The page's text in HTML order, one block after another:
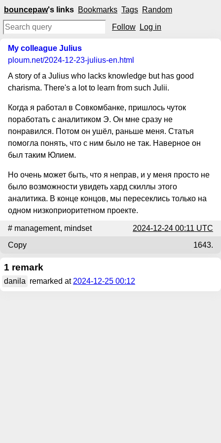
bouncepaw's links Bookmarks Tags Random
Follow Log in
My colleague Julius
ploum.net/2024-12-23-julius-en.html
A story of a Julius who lacks knowledge but has good
charisma. There's a lot to learn from such Julii.
Когда я работал в Совкомбанке, пришлось чуток
поработать с аналитиком Э. Он мне сразу не
понравился. Потом он ушёл, раньше меня. Статья
помогла понять, что с ним было не так. Наверное он
был таким Юлием.
Но очень может быть, что я неправ, и у меня просто не
было возможности увидеть хард скиллы этого
аналитика. В конце концов, мы пересеклись только на
одном низкоприоритетном проекте.
# management, mindset
2024-12-24 00:11 UTC
Copy
1643.
1 remark
danila remarked at 2024-12-25 00:12